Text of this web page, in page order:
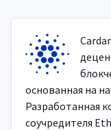
основанная на
Разработанная
соучредителя